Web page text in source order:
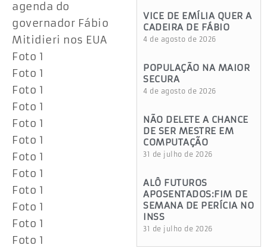
agenda do
governador Fábio
Mitidieri nos EUA
Foto 1
Foto 1
Foto 1
Foto 1
Foto 1
Foto 1
Foto 1
Foto 1
Foto 1
Foto 1
Foto 1
Foto 1
VICE DE EMÍLIA QUER A
CADEIRA DE FÁBIO
4 de agosto de 2026
POPULAÇÃO NA MAIOR
SECURA
4 de agosto de 2026
NÃO DELETE A CHANCE
DE SER MESTRE EM
COMPUTAÇÃO
31 de julho de 2026
ALÔ FUTUROS
APOSENTADOS:FIM DE
SEMANA DE PERÍCIA NO
INSS
31 de julho de 2026